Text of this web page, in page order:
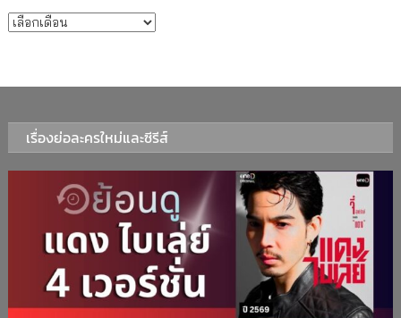
บทความรายเดือน
เรื่องย่อละครใหม่และซีรีส์